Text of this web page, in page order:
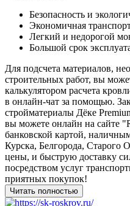
Безопасность и
Экономичная
Легкий и недорогой
Большой срок
Для подсчета материалов,
строительных работ, вы
калькулятором расчета
в онлайн-чат за помощью.
стройматериалы Дёке
вы можете онлайн на сайте
банковской картой,
Курска, Белгорода, Старого
цены, и быструю доставку
посредством услуг
приятных покупок!